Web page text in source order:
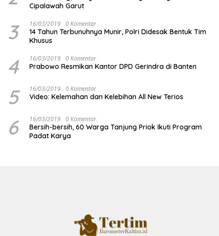
Cipalawah Garut
3 16/03/2019 0 Komentar
14 Tahun Terbunuhnya Munir, Polri Didesak Bentuk Tim
Khusus
4 16/03/2019 0 Komentar
Prabowo Resmikan Kantor DPD Gerindra di Banten
5 16/03/2019 0 Komentar
Video: Kelemahan dan Kelebihan All New Terios
6 16/03/2019 0 Komentar
Bersih-bersih, 60 Warga Tanjung Priok Ikuti Program
Padat Karya